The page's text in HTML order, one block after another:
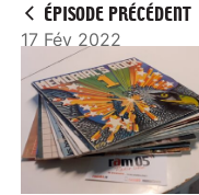
ÉPISODE PRÉCÉDENT
17 Fév 2022